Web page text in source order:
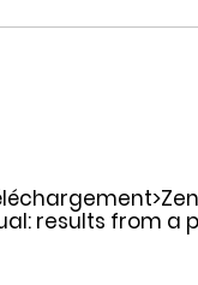
results from